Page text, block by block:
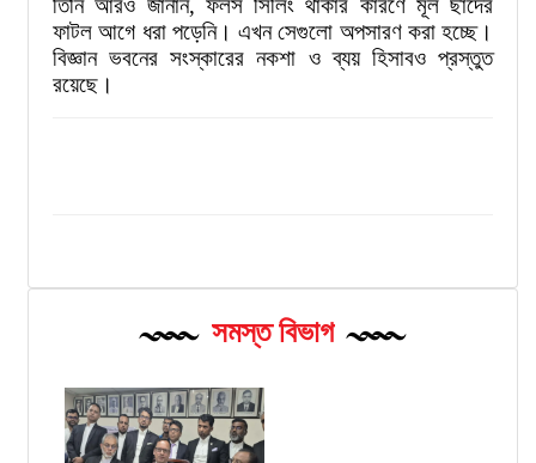
তিনি আরও জানান, ফলস সিলিং থাকার কারণে মূল ছাদের
ফাটল আগে ধরা পড়েনি। এখন সেগুলো অপসারণ করা হচ্ছে।
বিজ্ঞান ভবনের সংস্কারের নকশা ও ব্যয় হিসাবও প্রস্তুত
রয়েছে।
সমস্ত বিভাগ